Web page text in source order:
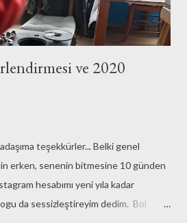
ve 2020
teşekkürler... Belki genel
erken, senenin bitmesine 10 günden
hesabımı yeni yıla kadar
da sessizleştireyim dedim. Bol